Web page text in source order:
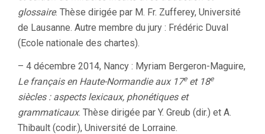
glossaire. Thèse dirigée par M. Fr. Zufferey, Université
de Lausanne. Autre membre du jury : Frédéric Duval
(Ecole nationale des chartes).
– 4 décembre 2014, Nancy : Myriam Bergeron-Maguire,
Le français en Haute-Normandie aux 17eet 18e
siècles : aspects lexicaux, phonétiques et
grammaticaux. Thèse dirigée par Y. Greub (dir.) et A.
Thibault (codir.), Université de Lorraine.